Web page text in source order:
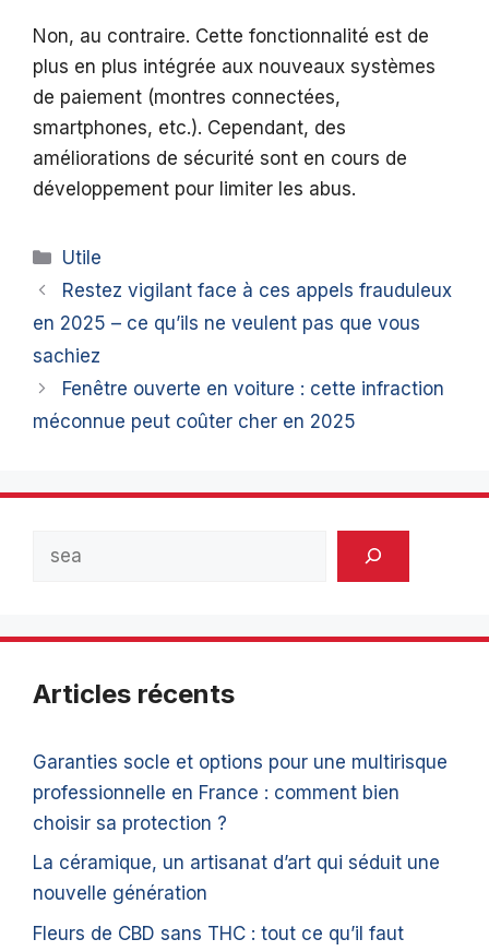
Non, au contraire. Cette fonctionnalité est de
plus en plus intégrée aux nouveaux systèmes
de paiement (montres connectées,
smartphones, etc.). Cependant, des
améliorations de sécurité sont en cours de
développement pour limiter les abus.
Catégories
Utile
Restez vigilant face à ces appels frauduleux
en 2025 – ce qu’ils ne veulent pas que vous
sachiez
Fenêtre ouverte en voiture : cette infraction
méconnue peut coûter cher en 2025
Articles récents
Garanties socle et options pour une multirisque
professionnelle en France : comment bien
choisir sa protection ?
La céramique, un artisanat d’art qui séduit une
nouvelle génération
Fleurs de CBD sans THC : tout ce qu’il faut